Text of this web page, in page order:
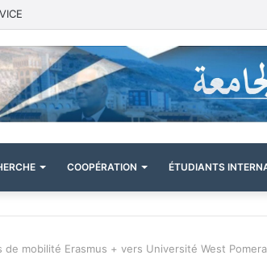
COOPÉRATION ÉTUDIANTS
mobilité Erasmus + vers Université West